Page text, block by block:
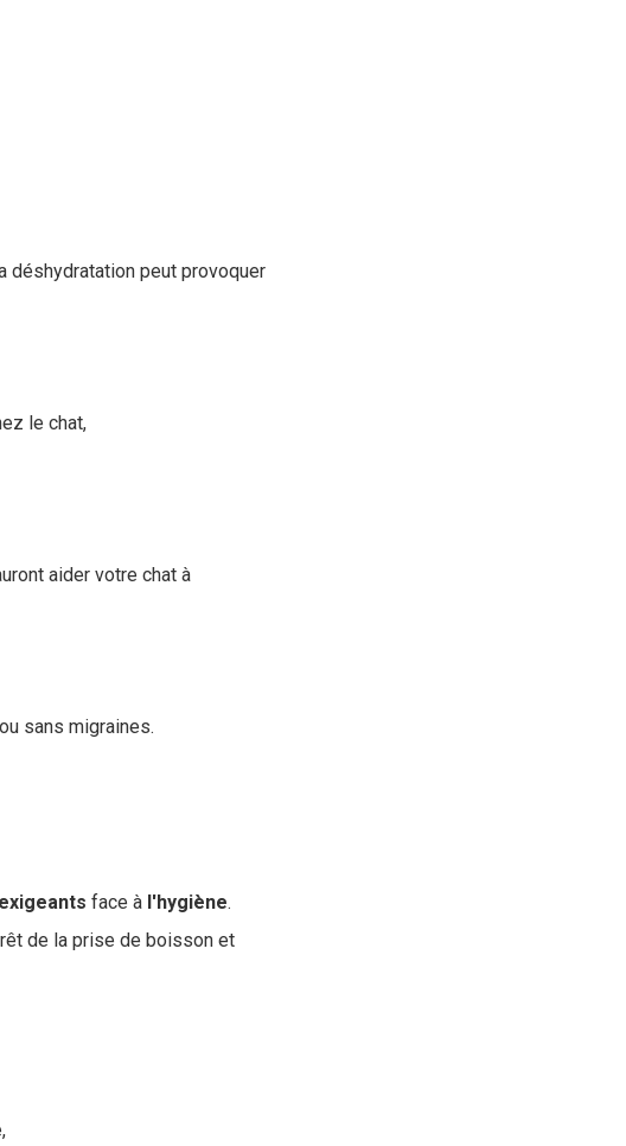
déshydratation peut provoquer
le chat,
aider votre chat à
sans migraines.
exigeants face à l'hygiène.
de la prise de boisson et